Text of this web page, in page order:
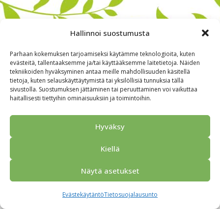
Hallinnoi suostumusta
Parhaan kokemuksen tarjoamiseksi käytämme teknologioita, kuten
evästeitä, tallentaaksemme ja/tai käyttääksemme laitetietoja. Näiden
tekniikoiden hyväksyminen antaa meille mahdollisuuden käsitellä
tietoja, kuten selauskäyttäytymistä tai yksilöllisiä tunnuksia tällä
sivustolla. Suostumuksen jättäminen tai peruuttaminen voi vaikuttaa
haitallisesti tiettyihin ominaisuuksiin ja toimintoihin.
Hyväksy
Kiellä
Näytä asetukset
EvästekäytäntöTietosuojalausunto
Alkuun Ryhmille Kokous & Ohjelmat
Yhteistyökumppanit
Tarjouspyyntö
Anna palautetta
Tietosuojaseloste
© 2026 Porvoo Tours - matkanjärjestäjä / FPW